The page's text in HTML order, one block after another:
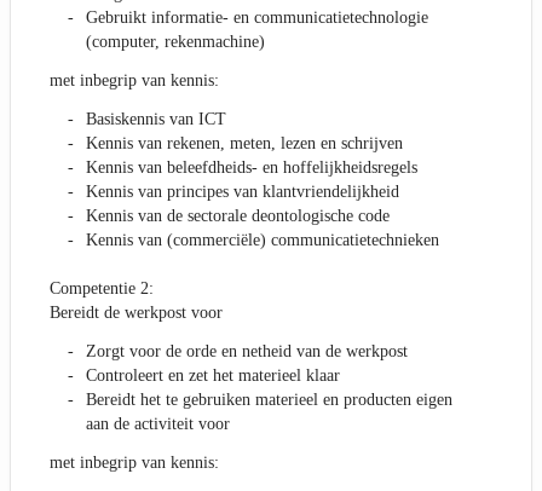
Gebruikt informatie- en communicatietechnologie
(computer, rekenmachine)
met inbegrip van kennis:
Basiskennis van ICT
Kennis van rekenen, meten, lezen en schrijven
Kennis van beleefdheids- en hoffelijkheidsregels
Kennis van principes van klantvriendelijkheid
Kennis van de sectorale deontologische code
Kennis van (commerciële) communicatietechnieken
Competentie 2:
Bereidt de werkpost voor
Zorgt voor de orde en netheid van de werkpost
Controleert en zet het materieel klaar
Bereidt het te gebruiken materieel en producten eigen
aan de activiteit voor
met inbegrip van kennis: